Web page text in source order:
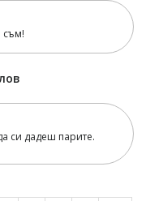
съм!
си дадеш парите.